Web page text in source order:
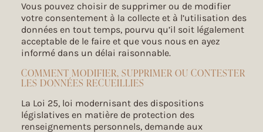
Vous pouvez choisir de supprimer ou de modifier
votre consentement à la collecte et à l’utilisation des
données en tout temps, pourvu qu’il soit légalement
acceptable de le faire et que vous nous en ayez
informé dans un délai raisonnable.
COMMENT MODIFIER, SUPPRIMER OU CONTESTER
LES DONNÉES RECUEILLIES
La Loi 25, loi modernisant des dispositions
législatives en matière de protection des
renseignements personnels, demande aux